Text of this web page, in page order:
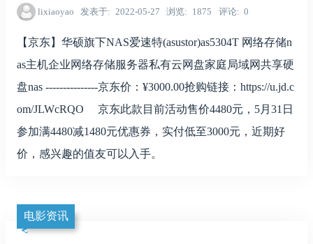
lixiaoyao 发表于 2022-05-27 浏览 1875 评论 0
【京东】华硕旗下NAS爱速特(asustor)as5304T 网络存储n
as主机企业网络存储服务器私有云网盘家庭局域网共享硬
盘nas ---------------京东价：¥3000.00抢购链接：https://u.jd.c
om/JLWcRQO 京东此款目前活动售价4480元，5月31日
参加满4480减1480元优惠券，实付低至3000元，近期好
价，感兴趣的值友可以入手。
电影资讯